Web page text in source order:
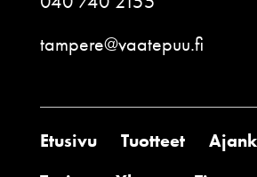
tampere@vaatepuu.fi
Etusivu Tuotteet